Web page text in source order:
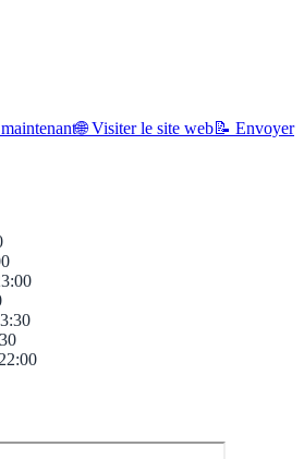
🌐 Visiter le site web📝 Envoyer